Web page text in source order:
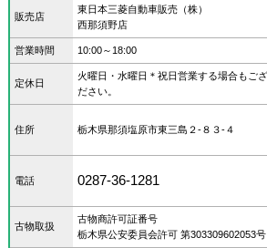
販売店
東日本三菱自動車販売（株）
西那須野店
営業時間 10:00～18:00
定休日
火曜日・水曜日＊祝日営業する場合もご
ださい。
住所 栃木県那須塩原市東三島２‐８３‐４
電話 0287-36-1281
古物取扱
古物商許可証番号
栃木県公安委員会許可 第303309602053号